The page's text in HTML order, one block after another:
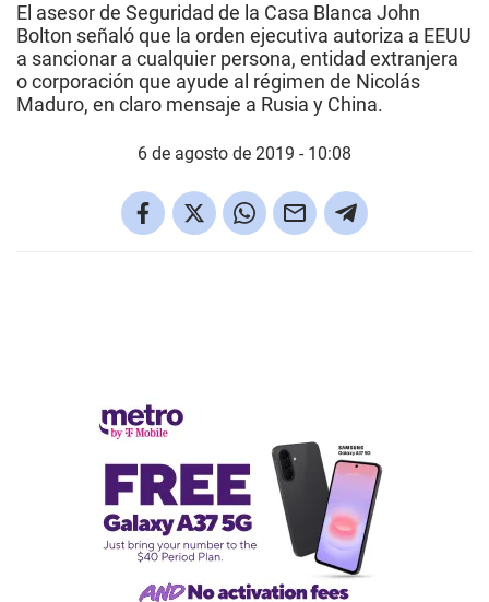
El asesor de Seguridad de la Casa Blanca John
Bolton señaló que la orden ejecutiva autoriza a EEUU
a sancionar a cualquier persona, entidad extranjera
o corporación que ayude al régimen de Nicolás
Maduro, en claro mensaje a Rusia y China.
6 de agosto de 2019 - 10:08